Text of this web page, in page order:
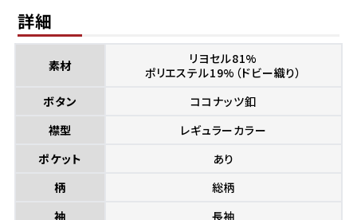
詳細
素材
リヨセル81%
ポリエステル19%（ドビー織り）
ボタン
ココナッツ釦
襟型
レギュラーカラー
ポケット
あり
柄
総柄
袖
長袖